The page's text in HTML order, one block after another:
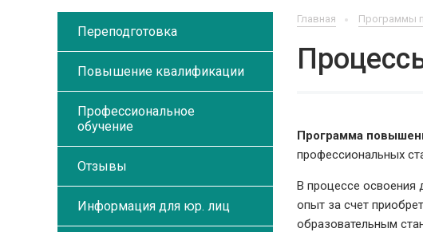
Главная Программы
Программа
профессиональных
В процессе освоения
опыт за счет
образовательным
Переподготовка
Повышение квалификации
Профессиональное
обучение
Отзывы
Информация для юр. лиц